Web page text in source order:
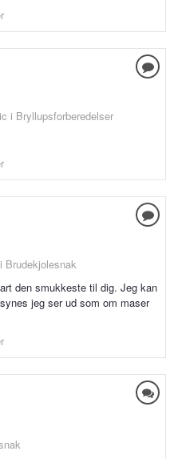
i Bryllupsforberedelser
Brudekjolesnak
den smukkeste til dig. Jeg kan
jeg ser ud som om maser